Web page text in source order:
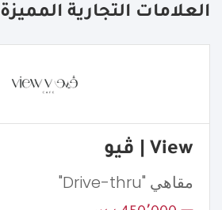
العلامات التجارية المميزة
View | ڤيو
مقاهي "Drive-thru"